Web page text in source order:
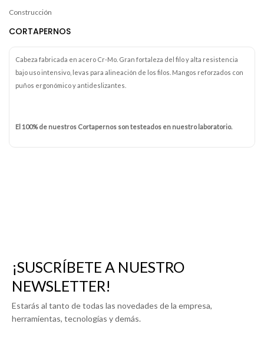
Construcción
CORTAPERNOS
Cabeza fabricada en acero Cr-Mo. Gran fortaleza del filo y alta resistencia
bajo uso intensivo, levas para alineación de los filos. Mangos reforzados con
puños ergonómico y antideslizantes.
El 100% de nuestros Cortapernos son testeados en nuestro laboratorio.
¡SUSCRÍBETE A NUESTRO
NEWSLETTER!
Estarás al tanto de todas las novedades de la empresa,
herramientas, tecnologías y demás.